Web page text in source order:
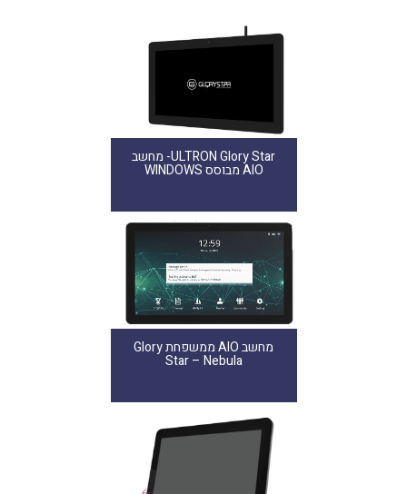
ULTRON Glory Star- מחשב
AIO מבוסס WINDOWS
מחשב AIO ממשפחת Glory
Star – Nebula